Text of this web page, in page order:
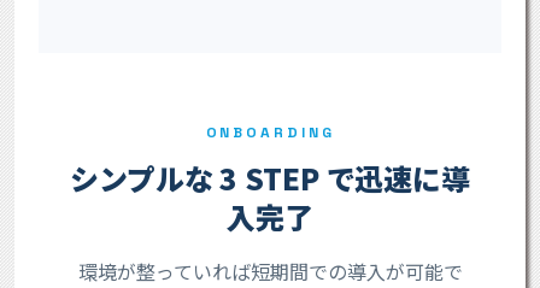
ONBOARDING
シンプルな 3 STEP で迅速に導
入完了
環境が整っていれば短期間での導入が可能で